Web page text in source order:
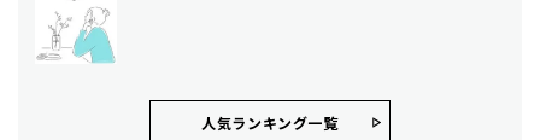
人気ランキング⼀覧